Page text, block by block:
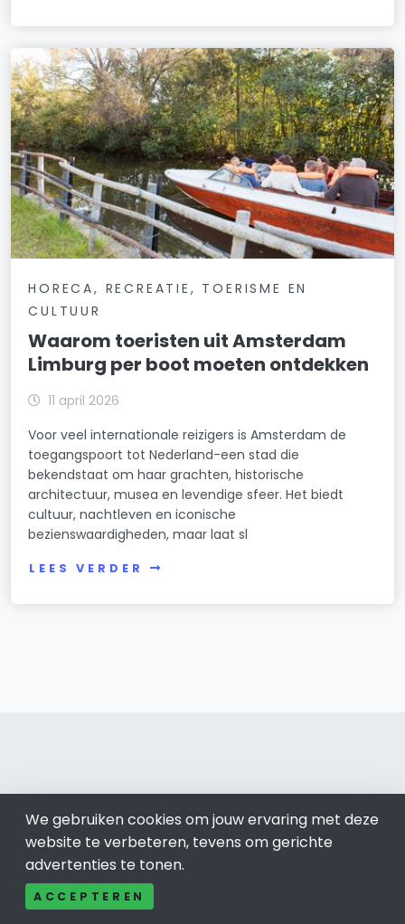
HORECA, RECREATIE, TOERISME EN
CULTUUR
Waarom toeristen uit Amsterdam
Limburg per boot moeten ontdekken
11 april 2026
Voor veel internationale reizigers is Amsterdam de
toegangspoort tot Nederland-een stad die
bekendstaat om haar grachten, historische
architectuur, musea en levendige sfeer. Het biedt
cultuur, nachtleven en iconische
bezienswaardigheden, maar laat sl
LEES VERDER
Bel ons: 085-04 10 177
Contact
Adverteren
Over ons
We gebruiken cookies om jouw ervaring met deze
website te verbeteren, tevens om gerichte
advertenties te tonen.
ACCEPTEREN